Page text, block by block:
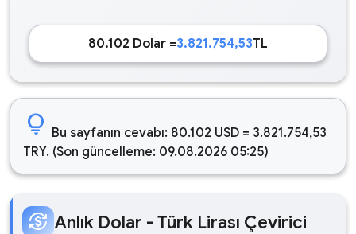
80.102 Dolar =3.821.754,53TL
lightbulb Bu sayfanın cevabı: 80.102 USD = 3.821.754,53
TRY. (Son güncelleme: 09.08.2026 05:25)
currency_exchange Anlık Dolar - Türk Lirası Çevirici